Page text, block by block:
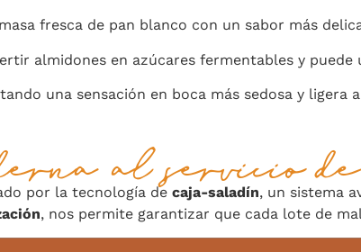
fresca de pan blanco con un sabor más
almidones en azúcares fermentables y
una sensación en boca más sedosa y ligera
al servicio
por la tecnología de caja-saladín, un sistema
, nos permite garantizar que cada lote de